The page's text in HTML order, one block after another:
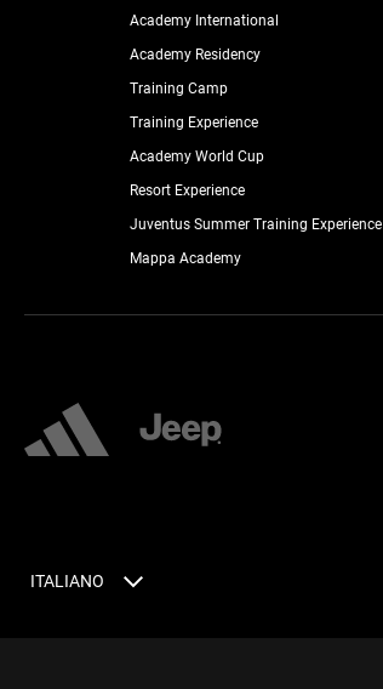
Academy International
Academy Residency
Training Camp
Training Experience
Academy World Cup
Resort Experience
Juventus Summer Training Experience
Mappa Academy
ITALIANO